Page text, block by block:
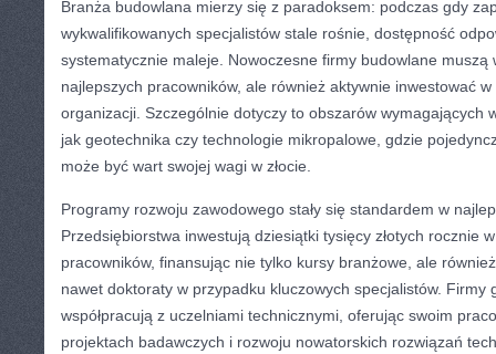
Branża budowlana mierzy się z paradoksem: podczas gdy
wykwalifikowanych specjalistów stale rośnie, dostępność
systematycznie maleje. Nowoczesne firmy budowlane muszą
najlepszych pracowników, ale również aktywnie inwestować
organizacji. Szczególnie dotyczy to obszarów wymagających
jak geotechnika czy technologie mikropalowe, gdzie
może być wart swojej wagi w złocie.
Programy rozwoju zawodowego stały się standardem w
Przedsiębiorstwa inwestują dziesiątki tysięcy złotych rocznie
pracowników, finansując nie tylko kursy branżowe, ale
nawet doktoraty w przypadku kluczowych specjalistów. Firmy
współpracują z uczelniami technicznymi, oferując swoim
projektach badawczych i rozwoju nowatorskich rozwiązań